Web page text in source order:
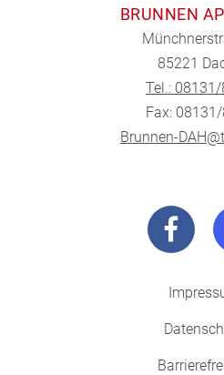
BRUNNEN
85221
Tel.:
Fax:
Brunnen-